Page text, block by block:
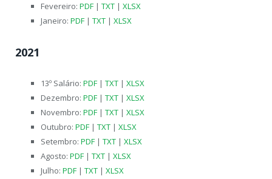
Fevereiro: PDF | TXT | XLSX
Janeiro: PDF | TXT | XLSX
2021
13º Salário: PDF | TXT | XLSX
Dezembro: PDF | TXT | XLSX
Novembro: PDF | TXT | XLSX
Outubro: PDF | TXT | XLSX
Setembro: PDF | TXT | XLSX
Agosto: PDF | TXT | XLSX
Julho: PDF | TXT | XLSX